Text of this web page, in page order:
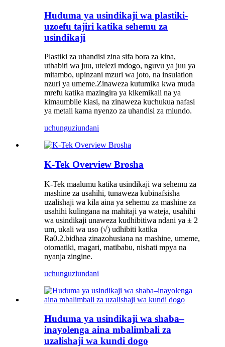
Huduma ya usindikaji wa plastiki-
uzoefu tajiri katika sehemu za
usindikaji
Plastiki za uhandisi zina sifa bora za kina,
uthabiti wa juu, utelezi mdogo, nguvu ya juu ya
mitambo, upinzani mzuri wa joto, na insulation
nzuri ya umeme.Zinaweza kutumika kwa muda
mrefu katika mazingira ya kikemikali na ya
kimaumbile kiasi, na zinaweza kuchukua nafasi
ya metali kama nyenzo za uhandisi za miundo.
uchunguziundani
K-Tek Overview Brosha
K-Tek maalumu katika usindikaji wa sehemu za
mashine za usahihi, tunaweza kubinafsisha
uzalishaji wa kila aina ya sehemu za mashine za
usahihi kulingana na mahitaji ya wateja, usahihi
wa usindikaji unaweza kudhibitiwa ndani ya ± 2
um, ukali wa uso (√) udhibiti katika
Ra0.2.bidhaa zinazohusiana na mashine, umeme,
otomatiki, magari, matibabu, nishati mpya na
nyanja zingine.
uchunguziundani
Huduma ya usindikaji wa shaba–
inayolenga aina mbalimbali za
uzalishaji wa kundi dogo